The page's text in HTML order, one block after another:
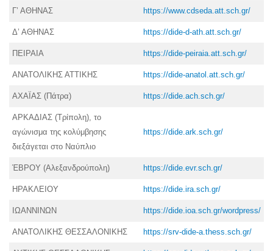
Γ’ ΑΘΗΝΑΣ https://www.cdseda.att.sch.gr/
Δ’ ΑΘΗΝΑΣ https://dide-d-ath.att.sch.gr/
ΠΕΙΡΑΙΑ https://dide-peiraia.att.sch.gr/
ΑΝΑΤΟΛΙΚΗΣ ΑΤΤΙΚΗΣ https://dide-anatol.att.sch.gr/
ΑΧΑΪΑΣ (Πάτρα) https://dide.ach.sch.gr/
ΑΡΚΑΔΙΑΣ (Τρίπολη), το
αγώνισμα της κολύμβησης
διεξάγεται στο Ναύπλιο
https://dide.ark.sch.gr/
ΈΒΡΟΥ (Αλεξανδρούπολη) https://dide.evr.sch.gr/
ΗΡΑΚΛΕΙΟΥ https://dide.ira.sch.gr/
ΙΩΑΝΝΙΝΩΝ https://dide.ioa.sch.gr/wordpress/
ΑΝΑΤΟΛΙΚΗΣ ΘΕΣΣΑΛΟΝΙΚΗΣ https://srv-dide-a.thess.sch.gr/